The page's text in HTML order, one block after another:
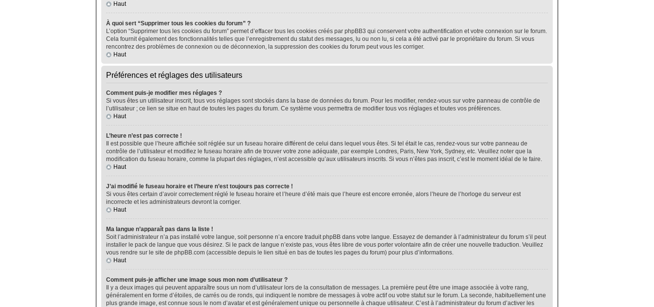
Haut
À quoi sert “Supprimer tous les cookies du forum” ?
L’option “Supprimer tous les cookies du forum” permet d’effacer tous les cookies créés par phpBB3 qui conservent votre authentification et votre connexion sur le forum.
Cela fournit également des fonctionnalités telles que l’enregistrement du statut des messages, lu ou non lu, si cela a été activé par le propriétaire du forum. Si vous
rencontrez des problèmes de connexion ou de déconnexion, la suppression des cookies du forum peut vous les corriger.
Haut
Préférences et réglages des utilisateurs
Comment puis-je modifier mes réglages ?
Si vous êtes un utilisateur inscrit, tous vos réglages sont stockés dans la base de données du forum. Pour les modifier, rendez-vous sur votre panneau de contrôle de
l’utilisateur ; ce lien se situe en haut de toutes les pages du forum. Ce système vous permettra de modifier tous vos réglages et toutes vos préférences.
Haut
L’heure n’est pas correcte !
Il est possible que l’heure affichée soit réglée sur un fuseau horaire différent de celui dans lequel vous êtes. Si tel était le cas, rendez-vous sur votre panneau de
contrôle de l’utilisateur et modifiez le fuseau horaire afin de trouver votre zone adéquate, par exemple Londres, Paris, New York, Sydney, etc. Veuillez noter que la
modification du fuseau horaire, comme la plupart des réglages, n’est accessible qu’aux utilisateurs inscrits. Si vous n’êtes pas inscrit, c’est le moment idéal de le faire.
Haut
J’ai modifié le fuseau horaire et l’heure n’est toujours pas correcte !
Si vous êtes certain d’avoir correctement réglé le fuseau horaire et l’heure d’été mais que l’heure est encore erronée, alors l’heure de l’horloge du serveur est
incorrecte et les administrateurs devront la corriger.
Haut
Ma langue n’apparaît pas dans la liste !
Soit l’administrateur n’a pas installé votre langue, soit personne n’a encore traduit phpBB dans votre langue. Essayez de demander à l’administrateur du forum s’il peut
installer le pack de langue que vous désirez. Si le pack de langue n’existe pas, vous êtes libre de vous porter volontaire afin de créer une nouvelle traduction. Veuillez
vous rendre sur le site de phpBB.com (accessible depuis le lien situé en bas de toutes les pages du forum) pour plus d’informations.
Haut
Comment puis-je afficher une image sous mon nom d’utilisateur ?
Il y a deux images qui peuvent apparaître sous un nom d’utilisateur lors de la consultation de messages. La première peut être une image associée à votre rang,
généralement en forme d’étoiles, de carrés ou de ronds, qui indiquent le nombre de messages à votre actif ou votre statut sur le forum. La seconde, habituellement une
plus grande image, est connue sous le nom d’avatar et est généralement unique ou personnelle à chaque utilisateur. C’est à l’administrateur du forum d’activer les